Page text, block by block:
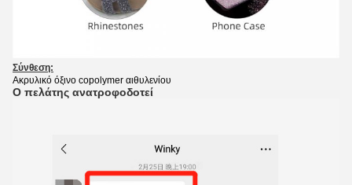
Σύνθεση:
Ακρυλικό όξινο copolymer αιθυλενίου
Ο πελάτης ανατροφοδοτεί